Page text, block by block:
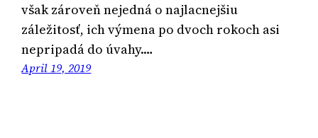
však zároveň nejedná o najlacnejšiu
záležitosť, ich výmena po dvoch rokoch asi
nepripadá do úvahy.…
April 19, 2019